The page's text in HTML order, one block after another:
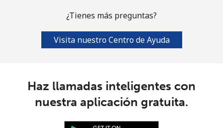
¿Tienes más preguntas?
Visita nuestro Centro de Ayuda
Haz llamadas inteligentes con
nuestra aplicación gratuita.